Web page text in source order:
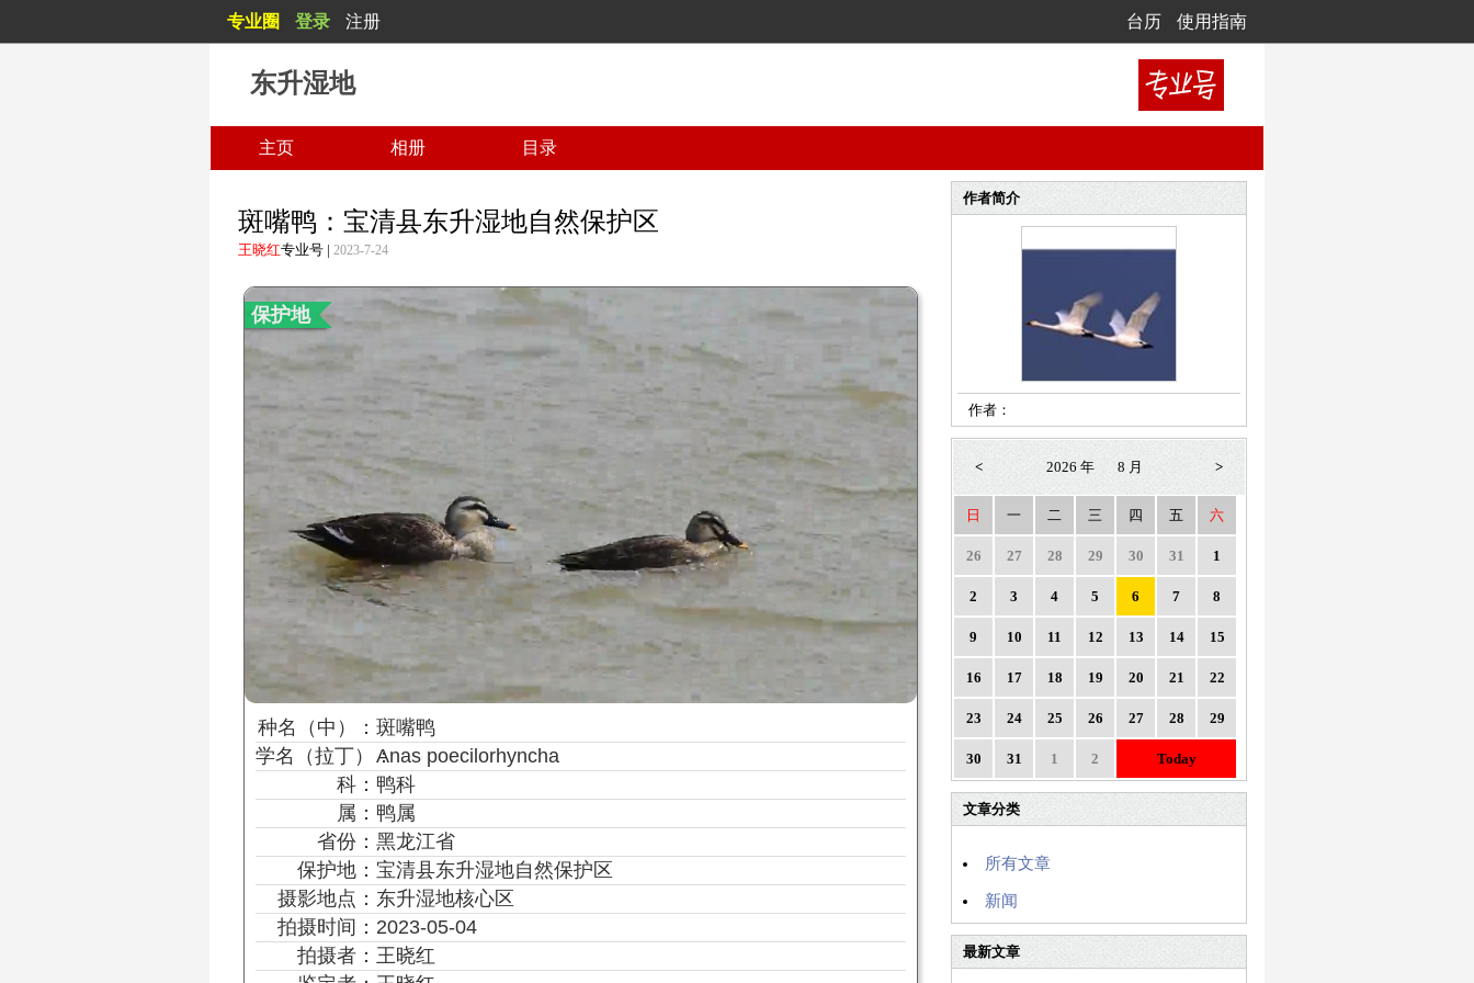
专业圈 登录 注册 台历 使用指南
东升湿地
主页 相册 目录
斑嘴鸭：宝清县东升湿地自然保护区
王晓红专业号 | 2023-7-24
种名 （中） ： 斑嘴鸭
学名
（拉丁） ：
Anas poecilorhyncha
科： 鸭科
属： 鸭属
省份： 黑龙江省
保护地： 宝清县东升湿地自然保护区
摄影地点： 东升湿地核心区
拍摄时间： 2023-05-04
拍摄者： 王晓红
作者简介
作者：
< 2026 年 8 月 >
日 一 二 三 四 五 六
26 27 28 29 30 31 1
2 3 4 5 6 7 8
9 10 11 12 13 14 15
16 17 18 19 20 21 22
23 24 25 26 27 28 29
30 31 1 2 Today
文章分类
所有文章
新闻
最新文章